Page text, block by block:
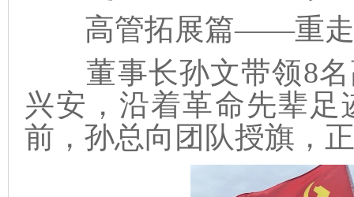
高管拓展篇——重走
董事长孙文带领8名
兴安，沿着革命先辈
前，孙总向团队授旗，